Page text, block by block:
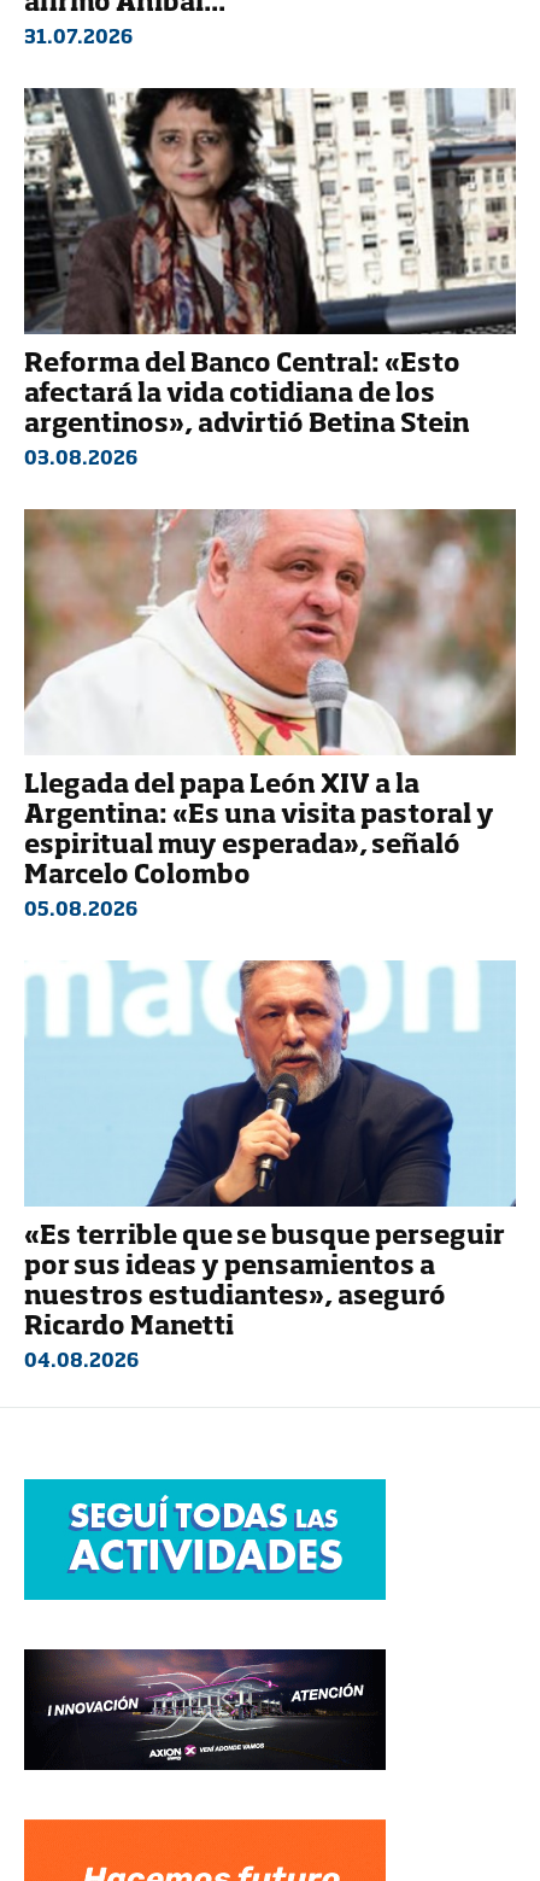
31.07.2026
Reforma del Banco Central: «Esto
afectará la vida cotidiana de los
argentinos», advirtió Betina Stein
03.08.2026
Llegada del papa León XIV a la
Argentina: «Es una visita pastoral y
espiritual muy esperada», señaló
Marcelo Colombo
05.08.2026
«Es terrible que se busque perseguir
por sus ideas y pensamientos a
nuestros estudiantes», aseguró
Ricardo Manetti
04.08.2026